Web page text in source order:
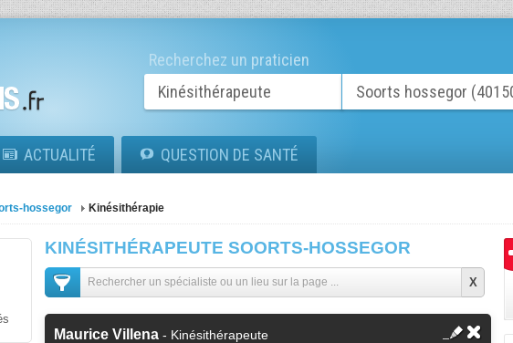
Recherchez un praticien
ACTUALITÉ QUESTION DE SANTÉ
hossegor Kinésithérapie
KINÉSITHÉRAPEUTE SOORTS-HOSSEGOR
Maurice Villena - Kinésithérapeute